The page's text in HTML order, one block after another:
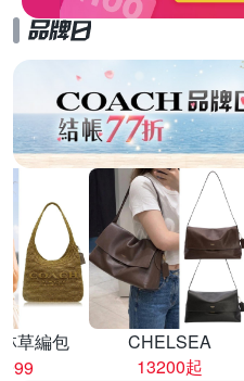
草編包
CHELSEA
13200起